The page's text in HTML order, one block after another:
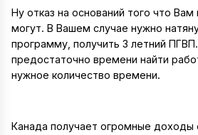
Ну отказ на оснований того что
могут. В Вашем случае нужно
программу, получить 3 летний
предостаточно времени найти
нужное количество времени.
Канада получает огромные доходы